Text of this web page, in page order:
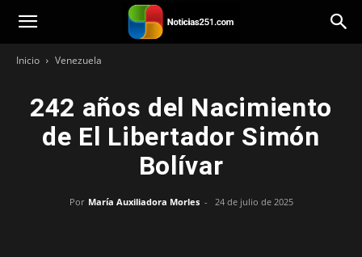
Noticias251
Inicio Venezuela
242 años del Nacimiento
de El Libertador Simón
Bolívar
Por María Auxiliadora Morles - 24 de julio de 2025